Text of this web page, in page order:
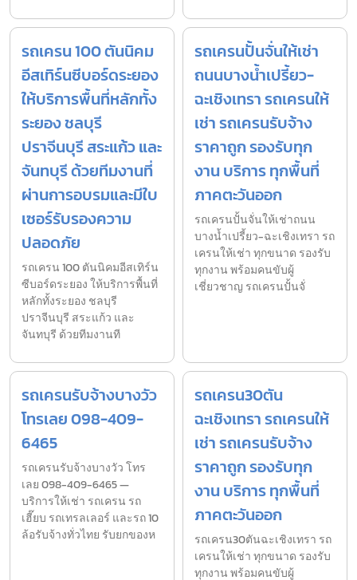
รถเครน 100 ตันนิคม
อีสเทิร์นซีบอร์ดระยอง
ให้บริการพื้นที่หลักทั้ง
ระยอง ชลบุรี
ปราจีนบุรี สระแก้ว และ
จันทบุรี ด้วยทีมงานที่
ผ่านการอบรมและมีใบ
เซอร์รับรองความ
ปลอดภัย
รถเครน 100 ตันนิคมอีสเทิร์น
ซีบอร์ดระยอง ให้บริการพื้นที่
หลักทั้งระยอง ชลบุรี
ปราจีนบุรี สระแก้ว และ
จันทบุรี ด้วยทีมงานที
รถเครนปั้นจั่นให้เช่า
ถนนบางน้ำเปรี้ยว-
ฉะเชิงเทรา รถเครนให้
เช่า รถเครนรับจ้าง
ราคาถูก รองรับทุก
งาน บริการ ทุกพื้นที่
ภาคตะวันออก
รถเครนปั้นจั่นให้เช่าถนน
บางน้ำเปรี้ยว-ฉะเชิงเทรา รถ
เครนให้เช่า ทุกขนาด รองรับ
ทุกงาน พร้อมคนขับผู้
เชี่ยวชาญ รถเครนปั้นจั่
รถเครนรับจ้างบางวัว
โทรเลย 098-409-
6465
รถเครนรับจ้างบางวัว โทร
เลย 098-409-6465 —
บริการให้เช่า รถเครน รถ
เฮี๊ยบ รถเทรลเลอร์ และรถ 10
ล้อรับจ้างทั่วไทย รับยกของห
รถเครน30ตัน
ฉะเชิงเทรา รถเครนให้
เช่า รถเครนรับจ้าง
ราคาถูก รองรับทุก
งาน บริการ ทุกพื้นที่
ภาคตะวันออก
รถเครน30ตันฉะเชิงเทรา รถ
เครนให้เช่า ทุกขนาด รองรับ
ทุกงาน พร้อมคนขับผู้